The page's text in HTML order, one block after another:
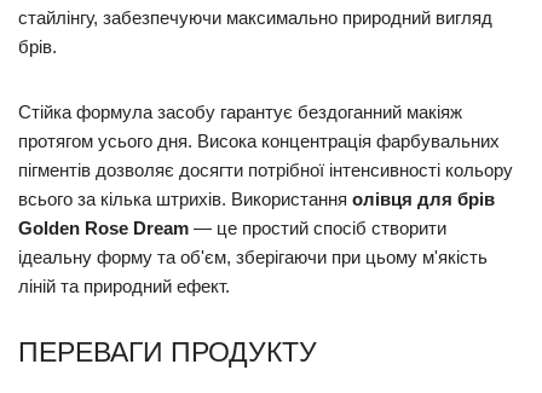
стайлінгу, забезпечуючи максимально природний вигляд
брів.
Стійка формула засобу гарантує бездоганний макіяж
протягом усього дня. Висока концентрація фарбувальних
пігментів дозволяє досягти потрібної інтенсивності кольору
всього за кілька штрихів. Використання олівця для брів
Golden Rose Dream — це простий спосіб створити
ідеальну форму та об'єм, зберігаючи при цьому м'якість
ліній та природний ефект.
ПЕРЕВАГИ ПРОДУКТУ